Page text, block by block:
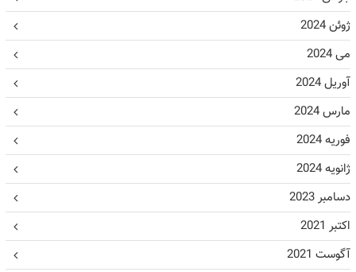
ژوئن 2024
می 2024
آوریل 2024
مارس 2024
فوریه 2024
ژانویه 2024
دسامبر 2023
اکتبر 2021
آگوست 2021